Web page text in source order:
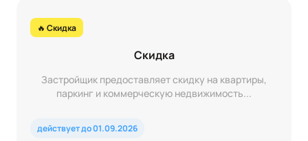
🔥 Скидка
Скидка
Застройщик предоставляет скидку на квартиры,
паркинг и коммерческую недвижимость...
действует до 01.09.2026